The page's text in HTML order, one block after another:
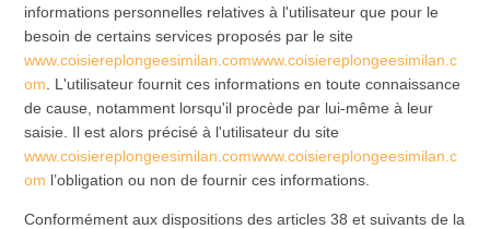
informations personnelles relatives à l'utilisateur que pour le
besoin de certains services proposés par le site
www.coisiereplongeesimilan.comwww.coisiereplongeesimilan.c
om . L'utilisateur fournit ces informations en toute connaissance
de cause, notamment lorsqu'il procède par lui-même à leur
saisie. Il est alors précisé à l'utilisateur du site
www.coisiereplongeesimilan.comwww.coisiereplongeesimilan.c
om l’obligation ou non de fournir ces informations.
Conformément aux dispositions des articles 38 et suivants de la